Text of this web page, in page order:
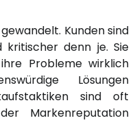
Kunden sind
denn je. Sie
Probleme wirklich
Lösungen
sind oft
Markenreputation